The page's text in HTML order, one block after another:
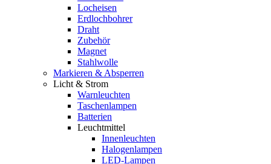
Locheisen
Erdlochbohrer
Draht
Zubehör
Magnet
Stahlwolle
Markieren & Absperren
Licht & Strom
Warnleuchten
Taschenlampen
Batterien
Leuchtmittel
Innenleuchten
Halogenlampen
LED-Lampen